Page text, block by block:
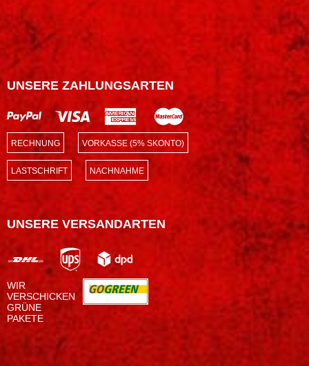
UNSERE ZAHLUNGSARTEN
RECHNUNG VORKASSE (5% SKONTO)
LASTSCHRIFT NACHNAHME
UNSERE VERSANDARTEN
WIR
VERSCHICKEN
GRÜNE
PAKETE